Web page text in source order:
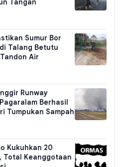
Tangan
Sumur Bor
Talang Betutu
Air
Runway
Berhasil
Tumpukan Sampah
Kukuhkan 20
Total Keanggotaan